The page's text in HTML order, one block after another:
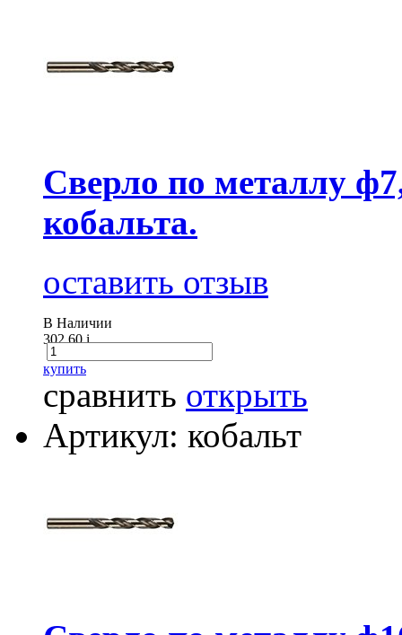
Сверло по металлу
кобальта.
оставить отзыв
В Наличии
302.60i
купить
сравнить открыть
Артикул: кобальт